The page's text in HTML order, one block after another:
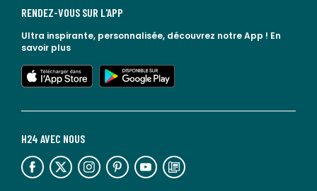
H24 AVEC NOUS
lien vers l'espace réseaux sociaux lien vers l'espace réseaux sociaux lien vers l'espace réseaux sociaux lien vers l'espace réseaux sociaux lien vers l'espace réseaux sociaux lien vers le blog la redoute
RENDEZ-VOUS SUR L'APP
Ultra inspirante, personnalisée, découvrez notre App ! En
savoir plus
lien vers l'app store
lien vers google play